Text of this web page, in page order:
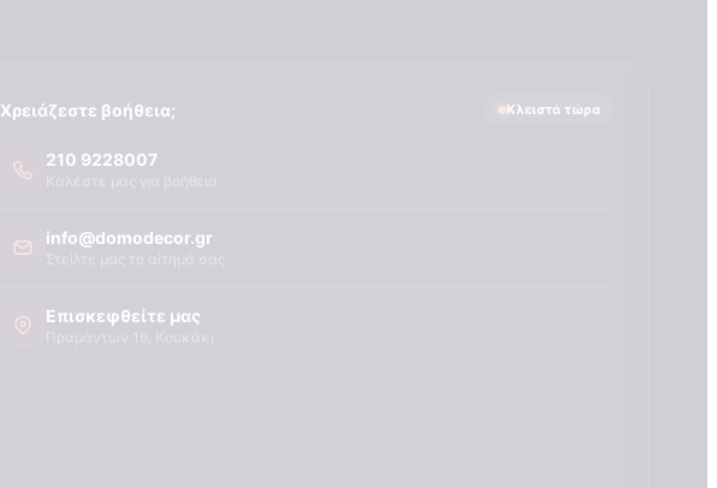
Χρειάζεστε βοήθεια; Κλειστά τώρα
210 9228007
info@domodecor.gr
Επισκεφθείτε μας